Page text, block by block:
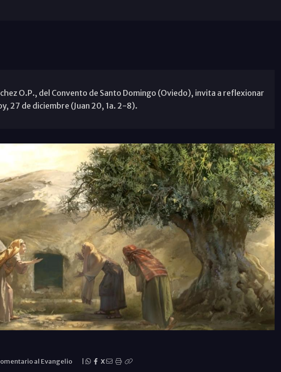
O.P., del Convento de Santo Domingo (Oviedo), invita a reflexionar
27 de diciembre (Juan 20, 1a. 2-8).
al Evangelio X